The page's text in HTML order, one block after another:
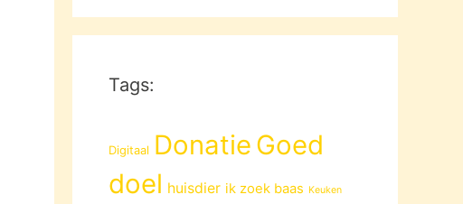
Tags:
Digitaal Donatie Goed
doel huisdier ik zoek baas Keuken